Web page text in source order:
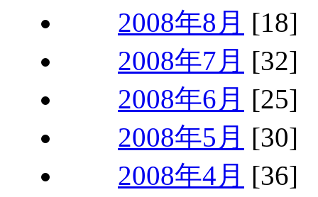
2008年8月 [18]
2008年7月 [32]
2008年6月 [25]
2008年5月 [30]
2008年4月 [36]